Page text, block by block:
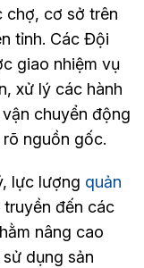
chợ, cơ sở trên
tỉnh. Các Đội
giao nhiệm vụ
xử lý các hành
chuyển động
nguồn gốc.
lực lượng quản
đến các
nâng cao
dụng sản